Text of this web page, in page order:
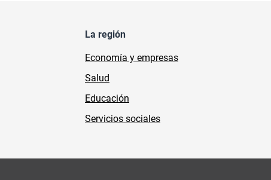
La región
Economía y empresas
Salud
Educación
Servicios sociales